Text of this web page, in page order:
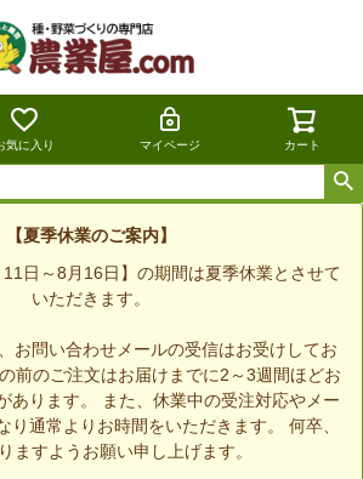
気に入り マイページ カート
【夏季休業のご案内】
日～8月16日】の期間は夏季休業とさせて
いただきます。
お問い合わせメールの受信はお受けしてお
前のご注文はお届けまでに2～3週間ほどお
あります。 また、休業中の受注対応やメー
り通常よりお時間をいただきます。 何卒、
ますようお願い申し上げます。